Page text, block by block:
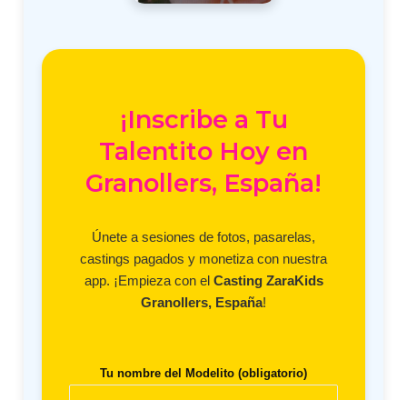
¡Inscribe a Tu
Talentito Hoy en
Granollers, España!
Únete a sesiones de fotos, pasarelas,
castings pagados y monetiza con nuestra
app. ¡Empieza con el Casting ZaraKids
Granollers, España!
Tu nombre del Modelito (obligatorio)